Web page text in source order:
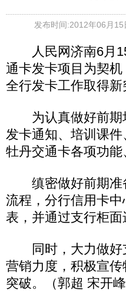
发布时间:2012年06月15
人民网济南6月15
通卡发卡项目为契
全行发卡工作取得新
为认真做好前期
发卡通知、培训课
牡丹交通卡各项功
缜密做好前期准
流程，分行信用卡
表，并通过支行柜面
同时，大力做好
营销力度，积极宣
突破。（郭超 宋开峰